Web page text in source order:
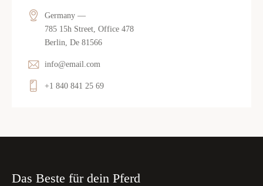
Germany —
785 15h Street, Office 478
Berlin, De 81566
info@email.com
+1 840 841 25 69
Das Beste für dein Pferd